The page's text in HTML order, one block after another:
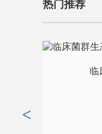
热门推荐
临
<